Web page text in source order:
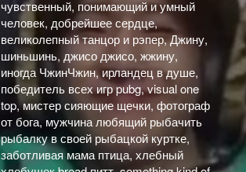
чувственный, понимающий и умный
человек, добрейшее сердце,
великолепный танцор и рэпер, Джину,
шиньшинь, джисо джисо, жжину,
иногда ЧжинЧжин, ирландец в душе,
победитель всех игр pubg, visual one
top, мистер сияющие щечки, фотограф
от бога, мужчина любящий рыбачить
рыбалку в своей рыбацкой куртке,
заботливая мама птица, хлебный